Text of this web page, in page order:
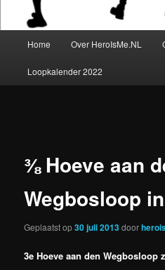
Home Over HeroIsMe.NL
Loopkalender 2022
⅜ Hoeve aan
Wegbosloop
Geplaatst op30 juli 2013door
3e Hoeve aan den Wegbosloop